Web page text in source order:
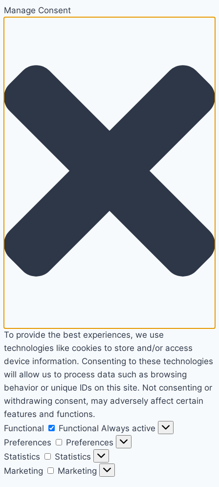
Manage Consent
To provide the best experiences, we use
technologies like cookies to store and/or access
device information. Consenting to these technologies
will allow us to process data such as browsing
behavior or unique IDs on this site. Not consenting or
withdrawing consent, may adversely affect certain
features and functions.
Functional
Functional Always active
Preferences
Preferences
Statistics
Statistics
Marketing
Marketing